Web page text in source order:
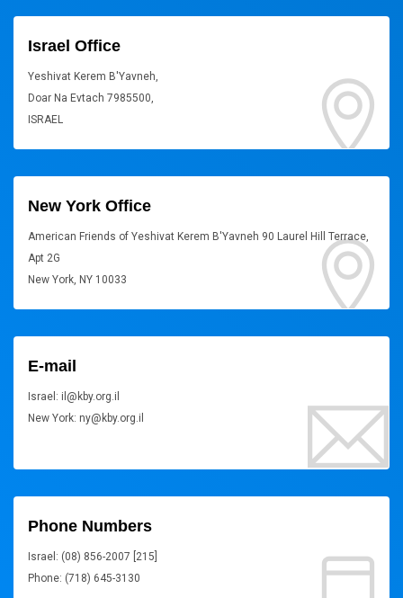
Israel Office
Yeshivat Kerem B'Yavneh,
Doar Na Evtach 7985500,
ISRAEL
New York Office
American Friends of Yeshivat Kerem B'Yavneh 90 Laurel Hill Terrace,
Apt 2G
New York, NY 10033
E-mail
Israel: il@kby.org.il
New York: ny@kby.org.il
Phone Numbers
Israel: (08) 856-2007 [215]
Phone: (718) 645-3130